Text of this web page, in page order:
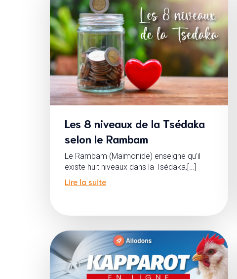
Les 8 niveaux de la Tsédaka
selon le Rambam
Le Rambam (Maïmonide) enseigne qu’il
existe huit niveaux dans la Tsédaka,[…]
Lire la suite